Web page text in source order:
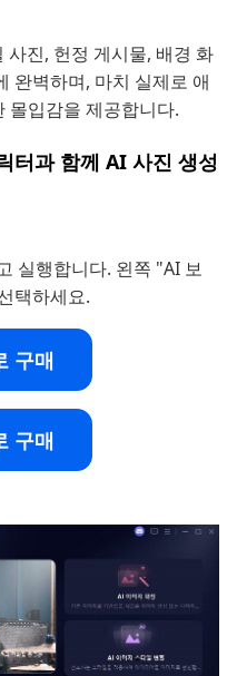
사진, 헌정 게시물, 배경 화
완벽하며, 마치 실제로 애
몰입감을 제공합니다.
터과 함께 AI 사진 생성
실행합니다. 왼쪽 "AI 보
택하세요.
구매
구매